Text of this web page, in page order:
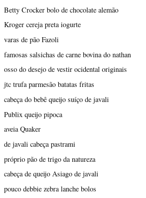
Betty Crocker bolo de chocolate alemão
Kroger cereja preta iogurte
varas de pão Fazoli
famosas salsichas de carne bovina do nathan
osso do desejo de vestir ocidental originais
jtc trufa parmesão batatas fritas
cabeça do bebê queijo suíço de javali
Publix queijo pipoca
aveia Quaker
de javali cabeça pastrami
próprio pão de trigo da natureza
cabeça de queijo Asiago de javali
pouco debbie zebra lanche bolos